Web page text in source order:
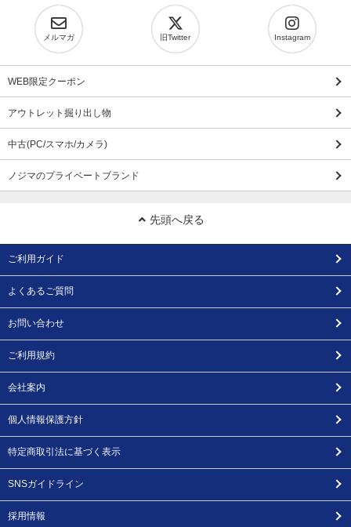
メルマガ 旧Twitter Instagram
WEB限定クーポン
アウトレット掘り出し物
中古(PC/スマホ/カメラ)
ノジマのプライベートブランド
先頭へ戻る
ご利用ガイド
よくあるご質問
お問い合わせ
ご利用規約
会社案内
個人情報保護方針
特定商取引法に基づく表示
SNSガイドライン
採用情報